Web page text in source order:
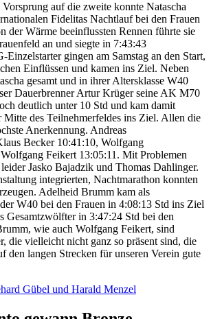
auf die zweite konnte Natascha
Fidelitas Nachtlauf bei den Frauen
der Wärme beeinflussten Rennen führte sie
an und siegte in 7:43:43
Einzelstarter gingen am Samstag an den Start,
Einflüssen und kamen ins Ziel. Neben
gesamt und in ihrer Altersklasse W40
Dauerbrenner Artur Krüger seine AK M70
deutlich unter 10 Std und kam damit
Mitte des Teilnehmerfeldes ins Ziel. Allen die
Anerkennung. Andreas
Becker 10:41:10, Wolfgang
Feikert 13:05:11. Mit Problemen
leider Jasko Bajadzik und Thomas Dahlinger.
integrierten, Nachtmarathon konnten
Adelheid Brumm kam als
W40 bei den Frauen in 4:08:13 Std ins Ziel
Gesamtzwölfter in 3:47:24 Std bei den
wie auch Wolfgang Feikert, sind
die vielleicht nicht ganz so präsent sind, die
den langen Strecken für unseren Verein gute
Gübel und Harald Menzel